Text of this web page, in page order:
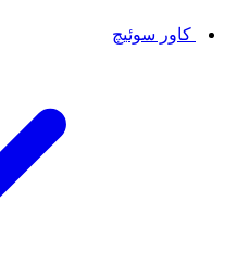
کاور سوئیچ